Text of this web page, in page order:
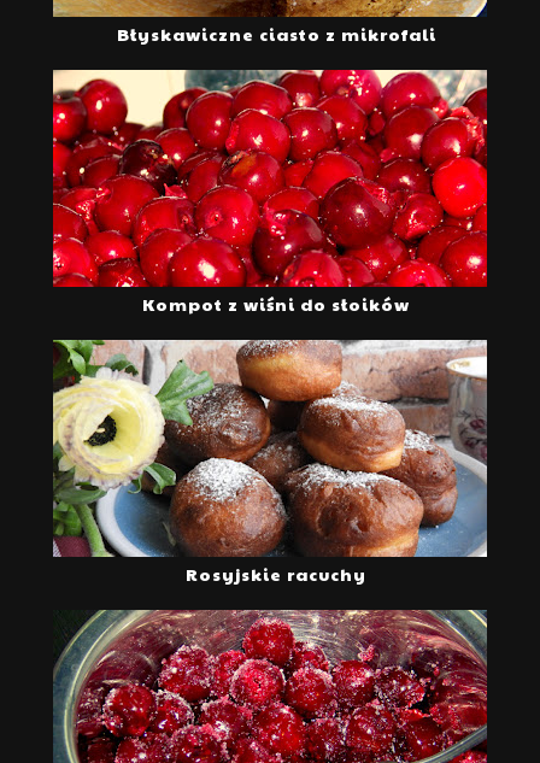
Błyskawiczne ciasto z mikrofali
Kompot z wiśni do słoików
Rosyjskie racuchy